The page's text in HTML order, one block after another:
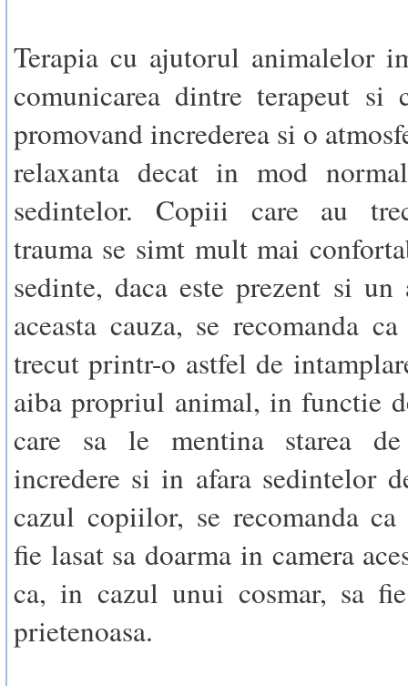
Terapia cu ajutorul animalelor
comunicarea dintre terapeut si
promovand increderea si o
relaxanta decat in mod
sedintelor. Copiii care au
trauma se simt mult mai
sedinte, daca este prezent si
aceasta cauza, se recomanda
trecut printr-o astfel de
aiba propriul animal, in functie
care sa le mentina starea
incredere si in afara sedintelor
cazul copiilor, se recomanda
fie lasat sa doarma in camera
ca, in cazul unui cosmar, sa
prietenoasa.